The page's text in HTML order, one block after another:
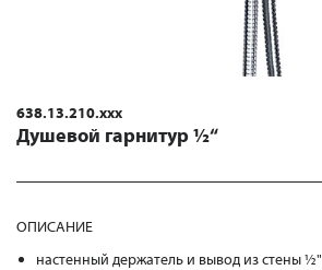
638.13.210.xxx
Душевой гарнитур ½“
ОПИСАНИЕ
настенный держатель и вывод из стены ½"